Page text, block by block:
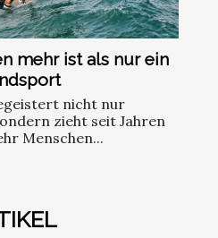
mehr ist als nur ein
nicht nur
zieht seit Jahren
Menschen...